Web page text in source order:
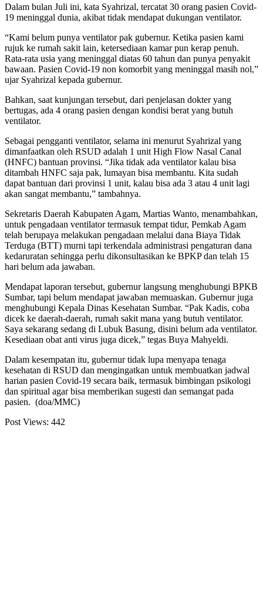
Dalam bulan Juli ini, kata Syahrizal, tercatat 30 orang pasien Covid-
19 meninggal dunia, akibat tidak mendapat dukungan ventilator.
“Kami belum punya ventilator pak gubernur. Ketika pasien kami
rujuk ke rumah sakit lain, ketersediaan kamar pun kerap penuh.
Rata-rata usia yang meninggal diatas 60 tahun dan punya penyakit
bawaan. Pasien Covid-19 non komorbit yang meninggal masih nol,”
ujar Syahrizal kepada gubernur.
Bahkan, saat kunjungan tersebut, dari penjelasan dokter yang
bertugas, ada 4 orang pasien dengan kondisi berat yang butuh
ventilator.
Sebagai pengganti ventilator, selama ini menurut Syahrizal yang
dimanfaatkan oleh RSUD adalah 1 unit High Flow Nasal Canal
(HNFC) bantuan provinsi. “Jika tidak ada ventilator kalau bisa
ditambah HNFC saja pak, lumayan bisa membantu. Kita sudah
dapat bantuan dari provinsi 1 unit, kalau bisa ada 3 atau 4 unit lagi
akan sangat membantu,” tambahnya.
Sekretaris Daerah Kabupaten Agam, Martias Wanto, menambahkan,
untuk pengadaan ventilator termasuk tempat tidur, Pemkab Agam
telah berupaya melakukan pengadaan melalui dana Biaya Tidak
Terduga (BTT) murni tapi terkendala administrasi pengaturan dana
kedaruratan sehingga perlu dikonsultasikan ke BPKP dan telah 15
hari belum ada jawaban.
Mendapat laporan tersebut, gubernur langsung menghubungi BPKB
Sumbar, tapi belum mendapat jawaban memuaskan. Gubernur juga
menghubungi Kepala Dinas Kesehatan Sumbar. “Pak Kadis, coba
dicek ke daerah-daerah, rumah sakit mana yang butuh ventilator.
Saya sekarang sedang di Lubuk Basung, disini belum ada ventilator.
Kesediaan obat anti virus juga dicek,” tegas Buya Mahyeldi.
Dalam kesempatan itu, gubernur tidak lupa menyapa tenaga
kesehatan di RSUD dan mengingatkan untuk membuatkan jadwal
harian pasien Covid-19 secara baik, termasuk bimbingan psikologi
dan spiritual agar bisa memberikan sugesti dan semangat pada
pasien. (doa/MMC)
Post Views: 442